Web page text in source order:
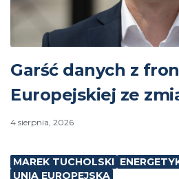
Garść danych z
Europejskiej ze
4 sierpnia, 2026
MAREK TUCHOLSKI
UNIA EUROPEJSKA